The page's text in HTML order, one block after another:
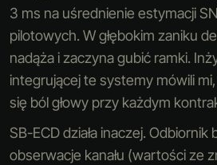
3 ms na uśrednienie estymacji
pilotowych. W głębokim zaniku
nadąża i zaczyna gubić ramki.
integrującej te systemy mówili
się ból głowy przy każdym
SB-ECD działa inaczej.
obserwacje kanału (wartości ze